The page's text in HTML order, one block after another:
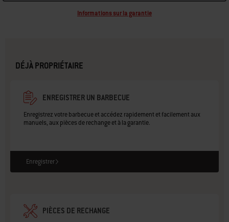
Informations sur la garantie
DÉJÀ PROPRIÉTAIRE
ENREGISTRER UN BARBECUE
Enregistrez votre barbecue et accédez rapidement et facilement aux
manuels, aux pièces de rechange et à la garantie.
Enregistrer
PIÈCES DE RECHANGE